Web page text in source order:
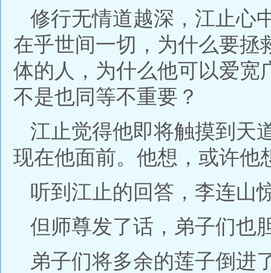
修行无情道越深，江止心
在乎世间一切，为什么要拯
体的人，为什么他可以爱宽
不是也同等不重要？
江止觉得他即将触摸到天
现在他面前。他想，或许他
听到江止的回答，李连山
但师尊发了话，弟子们也
弟子们将多余的莲子倒进